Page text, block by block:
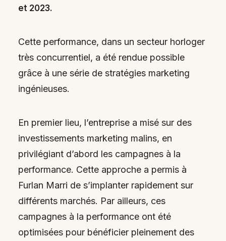
et 2023.
Cette performance, dans un secteur horloger
très concurrentiel, a été rendue possible
grâce à une série de stratégies marketing
ingénieuses.
En premier lieu, l’entreprise a misé sur des
investissements marketing malins, en
privilégiant d’abord les campagnes à la
performance. Cette approche a permis à
Furlan Marri de s’implanter rapidement sur
différents marchés. Par ailleurs, ces
campagnes à la performance ont été
optimisées pour bénéficier pleinement des